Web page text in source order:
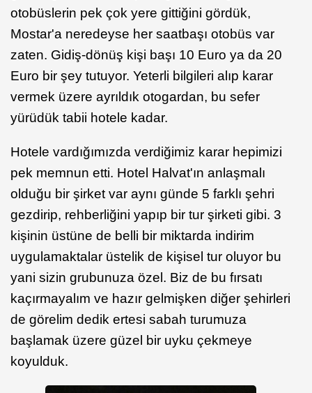
otobüslerin pek çok yere gittiğini gördük,
Mostar'a neredeyse her saatbaşı otobüs var
zaten. Gidiş-dönüş kişi başı 10 Euro ya da 20
Euro bir şey tutuyor. Yeterli bilgileri alıp karar
vermek üzere ayrıldık otogardan, bu sefer
yürüdük tabii hotele kadar.
Hotele vardığımızda verdiğimiz karar hepimizi
pek memnun etti. Hotel Halvat'ın anlaşmalı
olduğu bir şirket var aynı günde 5 farklı şehri
gezdirip, rehberliğini yapıp bir tur şirketi gibi. 3
kişinin üstüne de belli bir miktarda indirim
uygulamaktalar üstelik de kişisel tur oluyor bu
yani sizin grubunuza özel. Biz de bu fırsatı
kaçırmayalım ve hazır gelmişken diğer şehirleri
de görelim dedik ertesi sabah turumuza
başlamak üzere güzel bir uyku çekmeye
koyulduk.